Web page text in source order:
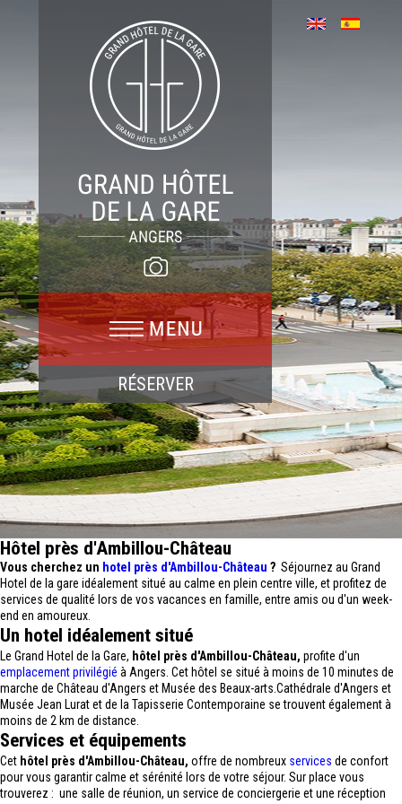
RÉSERVER
Hôtel près d'Ambillou-Château
Vous cherchez un hotel près d'Ambillou-Château ? Séjournez au Grand
Hotel de la gare idéalement situé au calme en plein centre ville, et profitez de
services de qualité lors de vos vacances en famille, entre amis ou d'un week-
end en amoureux.
Un hotel idéalement situé
Le Grand Hotel de la Gare, hôtel près d'Ambillou-Château, profite d'un
emplacement privilégié à Angers. Cet hôtel se situé à moins de 10 minutes de
marche de Château d'Angers et Musée des Beaux-arts.Cathédrale d'Angers et
Musée Jean Lurat et de la Tapisserie Contemporaine se trouvent également à
moins de 2 km de distance.
Services et équipements
Cet hôtel près d'Ambillou-Château, offre de nombreux services de confort
pour vous garantir calme et sérénité lors de votre séjour. Sur place vous
trouverez : une salle de réunion, un service de conciergerie et une réception